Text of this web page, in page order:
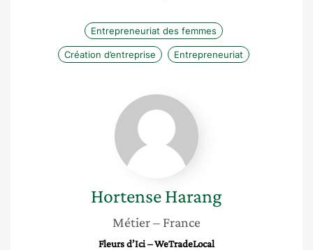
Entrepreneuriat des femmes
Création d’entreprise Entrepreneuriat
Hortense
Harang
HortenseHarang
Métier– France
Fleurs d’Ici – WeTradeLocal